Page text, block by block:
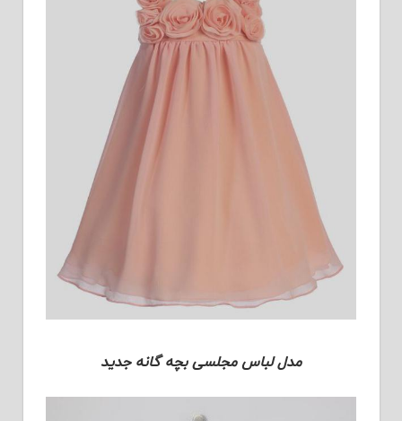
مدل لباس مجلسی بچه گانه جدید